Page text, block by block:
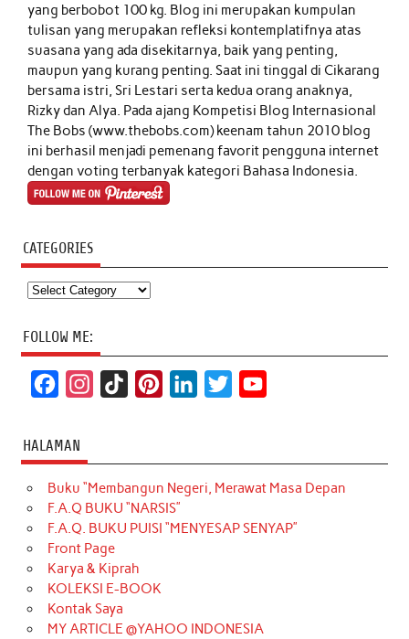
yang berbobot 100 kg. Blog ini merupakan kumpulan
tulisan yang merupakan refleksi kontemplatifnya atas
suasana yang ada disekitarnya, baik yang penting,
maupun yang kurang penting. Saat ini tinggal di Cikarang
bersama istri, Sri Lestari serta kedua orang anaknya,
Rizky dan Alya. Pada ajang Kompetisi Blog Internasional
The Bobs (www.thebobs.com) keenam tahun 2010 blog
ini berhasil menjadi pemenang favorit pengguna internet
dengan voting terbanyak kategori Bahasa Indonesia.
CATEGORIES
Categories
FOLLOW ME:
c
e
b
o
o
k
t
a
g
r
a
m
T
o
k
t
e
r
k
e
d
t
t
e
T
u
b
HALAMAN
Buku “Membangun Negeri, Merawat Masa Depan
F.A.Q BUKU “NARSIS”
F.A.Q. BUKU PUISI “MENYESAP SENYAP”
Front Page
Karya & Kiprah
KOLEKSI E-BOOK
Kontak Saya
MY ARTICLE @YAHOO INDONESIA